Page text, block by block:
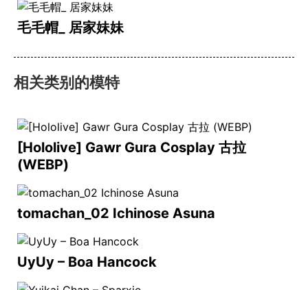
毛毛帽_ 居家妹妹
相关类别的模特
[Hololive] Gawr Gura Cosplay 古拉
(WEBP)
tomachan_02 Ichinose Asuna
UyUy – Boa Hancock